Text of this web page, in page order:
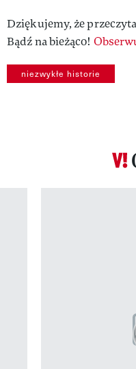
Dziękujemy, że
Bądź na bieżąco!
niezwykłe historie